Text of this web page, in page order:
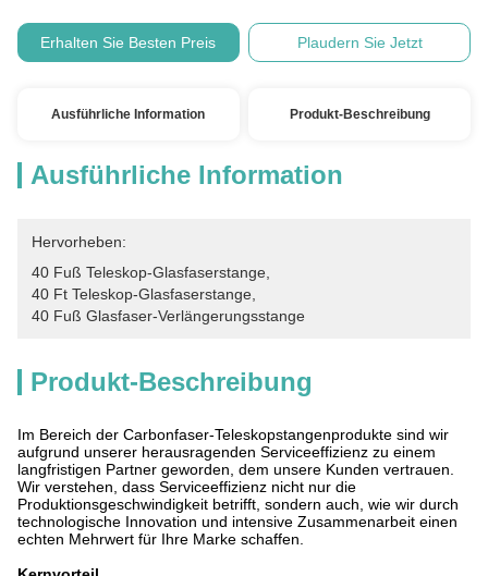
Erhalten Sie Besten Preis Plaudern Sie Jetzt
Ausführliche Information Produkt-Beschreibung
Ausführliche Information
Hervorheben:
40 Fuß Teleskop-Glasfaserstange
40 Ft Teleskop-Glasfaserstange
40 Fuß Glasfaser-Verlängerungsstange
Produkt-Beschreibung
Im Bereich der Carbonfaser-Teleskopstangenprodukte sind wir
aufgrund unserer herausragenden Serviceeffizienz zu einem
langfristigen Partner geworden, dem unsere Kunden vertrauen.
Wir verstehen, dass Serviceeffizienz nicht nur die
Produktionsgeschwindigkeit betrifft, sondern auch, wie wir durch
technologische Innovation und intensive Zusammenarbeit einen
echten Mehrwert für Ihre Marke schaffen.